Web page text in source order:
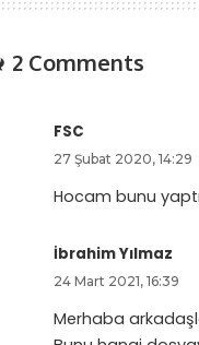
2 Comments
FSC
27 Şubat 2020, 14:29
Hocam bunu
İbrahim Yılmaz
24 Mart 2021, 16:39
Merhaba